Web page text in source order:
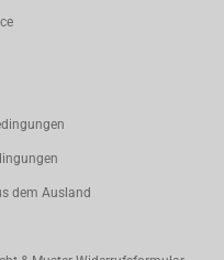
dem Ausland